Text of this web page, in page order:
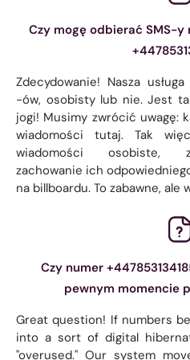
Czy mogę odbierać SMS-y
Zdecydowanie! Nasza
-ów, osobisty lub nie. Jest
jogi! Musimy zwrócić uwagę:
wiadomości tutaj. Tak
wiadomości osobiste,
zachowanie ich
na billboardu. To zabawne, ale
Czy numer
pewnym momencie
Great question! If numbers
into a sort of digital
"overused." Our system